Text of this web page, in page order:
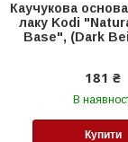
Каучукова
лаку Kodi
Base", (Dark
181 ₴
В
Купити